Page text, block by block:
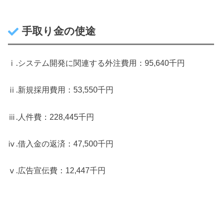
手取り金の使途
ⅰ.システム開発に関連する外注費用：95,640千円
ⅱ.新規採用費用：53,550千円
ⅲ.人件費：228,445千円
ⅳ.借入金の返済：47,500千円
ⅴ.広告宣伝費：12,447千円